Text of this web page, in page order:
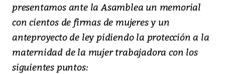
presentamos ante la Asamblea un memorial
con cientos de firmas de mujeres y un
anteproyecto de ley pidiendo la protección a la
maternidad de la mujer trabajadora con los
siguientes puntos: